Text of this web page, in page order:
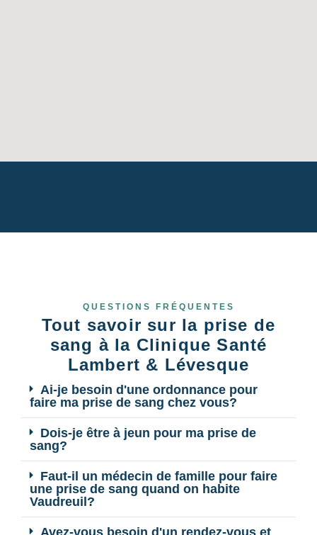
QUESTIONS FRÉQUENTES
Tout savoir sur la prise de
sang à la Clinique Santé
Lambert & Lévesque
Ai-je besoin d'une ordonnance pour
faire ma prise de sang chez vous?
Dois-je être à jeun pour ma prise de
sang?
Faut-il un médecin de famille pour faire
une prise de sang quand on habite
Vaudreuil?
Avez-vous besoin d'un rendez-vous et